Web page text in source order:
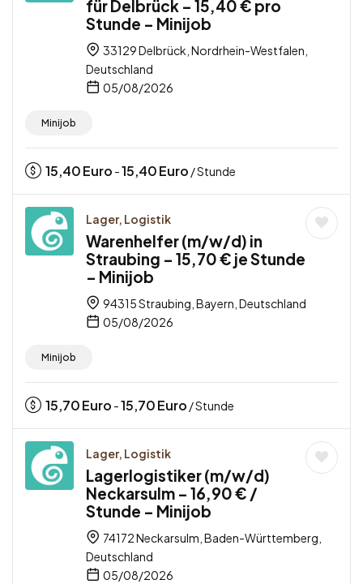
für Delbrück – 15,40 € pro
Stunde – Minijob
33129 Delbrück, Nordrhein-Westfalen,
Deutschland
05/08/2026
Minijob
15,40Euro -15,40Euro / Stunde
Lager, Logistik
Warenhelfer (m/w/d) in
Straubing – 15,70 € je Stunde
– Minijob
94315 Straubing, Bayern, Deutschland
05/08/2026
Minijob
15,70Euro -15,70Euro / Stunde
Lager, Logistik
Lagerlogistiker (m/w/d)
Neckarsulm – 16,90 € /
Stunde – Minijob
74172 Neckarsulm, Baden-Württemberg,
Deutschland
05/08/2026